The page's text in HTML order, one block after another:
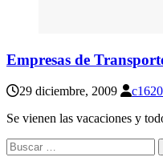
Empresas de
29 diciembre, 2009
Se vienen las vacaciones y
Buscar: